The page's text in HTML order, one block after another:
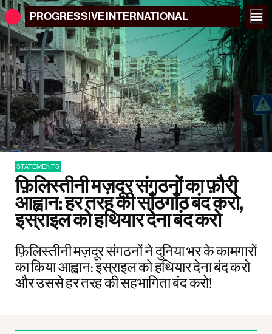
PROGRESSIVEINTERNATIONAL
STATEMENTS
फ़िलिस्तीनी मज़दूर संगठनों का फ़ौरी
आह्वान: हर तरह की साँठगाँठ बंद करो,
इस्राइल को हथियार देना बंद करो
फ़िलिस्तीनी मज़दूर संगठनों ने दुनिया भर के कामगारों
का किया आह्वान: इस्राइल को हथियार देना बंद करो
और उससे हर तरह की सहभागिता बंद करो!